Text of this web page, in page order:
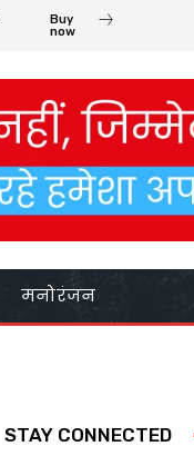
Buy
now
मनोरंजन
STAY CONNECTED